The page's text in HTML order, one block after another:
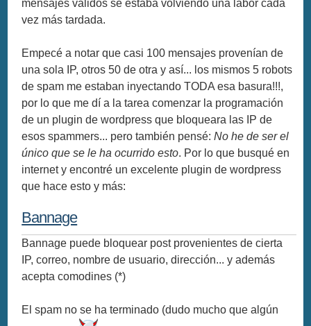
mensajes válidos se estaba volviendo una labor cada
vez más tardada.
Empecé a notar que casi 100 mensajes provenían de
una sola IP, otros 50 de otra y así... los mismos 5 robots
de spam me estaban inyectando TODA esa basura!!!,
por lo que me dí a la tarea comenzar la programación
de un plugin de wordpress que bloqueara las IP de
esos spammers... pero también pensé:No he de ser el
único que se le ha ocurrido esto. Por lo que busqué en
internet y encontré un excelente plugin de wordpress
que hace esto y más:
Bannage
Bannage puede bloquear post provenientes de cierta
IP, correo, nombre de usuario, dirección... y además
acepta comodines (*)
El spam no se ha terminado (dudo mucho que algún